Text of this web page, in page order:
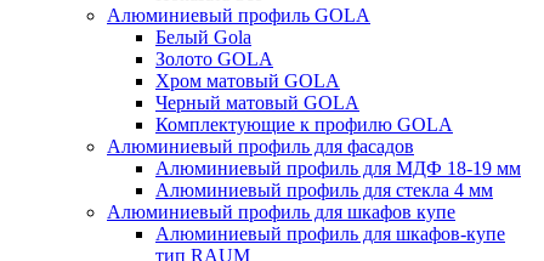
Алюминиевый профиль GOLA
Белый Gola
Золото GOLA
Хром матовый GOLA
Черный матовый GOLA
Комплектующие к профилю GOLA
Алюминиевый профиль для фасадов
Алюминиевый профиль для МДФ 18-19 мм
Алюминиевый профиль для стекла 4 мм
Алюминиевый профиль для шкафов купе
Алюминиевый профиль для шкафов-купе
тип RAUM